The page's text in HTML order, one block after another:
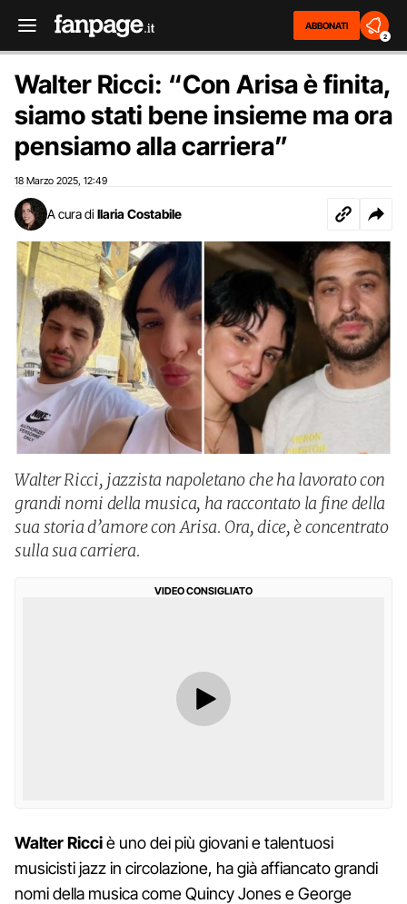
ABBONATI
2
Walter Ricci: “Con Arisa è finita,
siamo stati bene insieme ma ora
pensiamo alla carriera”
18 Marzo 2025 12:49
A cura di Ilaria Costabile
Walter Ricci, jazzista napoletano che ha lavorato con
grandi nomi della musica, ha raccontato la fine della
sua storia d’amore con Arisa. Ora, dice, è concentrato
sulla sua carriera.
VIDEO CONSIGLIATO
Walter Ricciè uno dei più giovani e talentuosi
musicisti jazz in circolazione, ha già affiancato grandi
nomi della musica come Quincy Jones e George